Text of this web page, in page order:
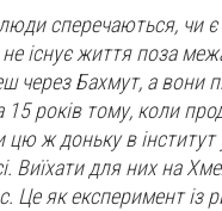
сперечаються, чи є
не існує життя поза
через Бахмут, а вони
15 років тому, коли
цю ж доньку в інститут
Виїхати для них на
Це як експеримент із